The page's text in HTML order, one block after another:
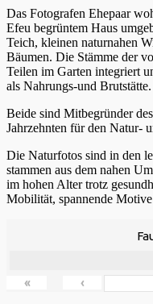
Das Fotografen Ehepaar
Efeu begrüntem Haus
Teich, kleinen naturnahen
Bäumen. Die Stämme der
Teilen im Garten integriert
als Nahrungs-und Brutstätte.
Beide sind Mitbegründer
Jahrzehnten für den Natur-
Die Naturfotos sind in den
stammen aus dem nahen
im hohen Alter trotz
Mobilität, spannende
« ‹